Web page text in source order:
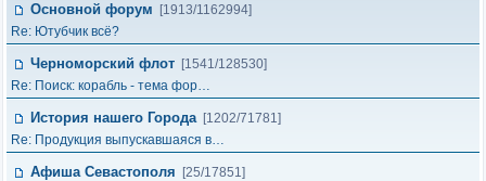
Основной форум
[1913/1162994]
Re: Ютубчик всё?
Черноморский флот [1541/128530]
Re: Поиск: корабль - тема фор…
История нашего Города [1202/71781]
Re: Продукция выпускавшаяся в…
Афиша Севастополя
[25/17851]